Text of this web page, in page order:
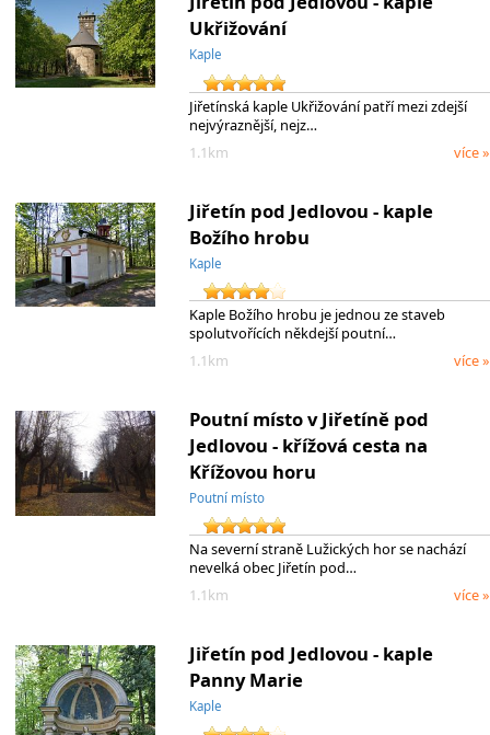
Ukřižování
Kaple
Jiřetínská kaple Ukřižování patří mezi zdejší
nejvýraznější, nejz…
1.1km
více »
Jiřetín pod Jedlovou - kaple
Božího hrobu
Kaple
Kaple Božího hrobu je jednou ze staveb
spolutvořících někdejší poutní…
1.1km
více »
Poutní místo v Jiřetíně pod
Jedlovou - křížová cesta na
Křížovou horu
Poutní místo
Na severní straně Lužických hor se nachází
nevelká obec Jiřetín pod…
1.1km
více »
Jiřetín pod Jedlovou - kaple
Panny Marie
Kaple